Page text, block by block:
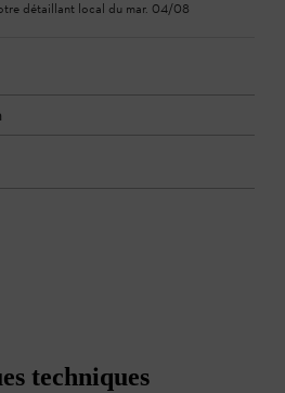
détaillant local du mar. 04/08
techniques